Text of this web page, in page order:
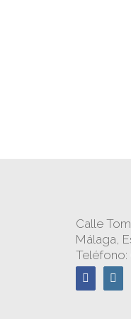
Calle
Málaga,
Teléfono: